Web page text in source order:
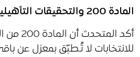
المادة 200 والتحقيقات التأهيلية
أكد
للانتخابات لا تُطبّق بمعزل عن